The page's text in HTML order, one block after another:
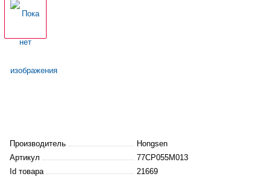
Производитель
Hongsen
Артикул
77CP055M013
Id товара
21669